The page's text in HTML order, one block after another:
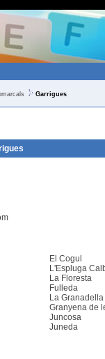
Garrigues
El Cogul
L'Espluga
La Floresta
Fulleda
La Granadella
Granyena de
Juncosa
Juneda